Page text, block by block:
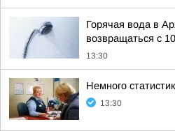
Горячая вода в
возвращаться с
13:30
Немного
13:30